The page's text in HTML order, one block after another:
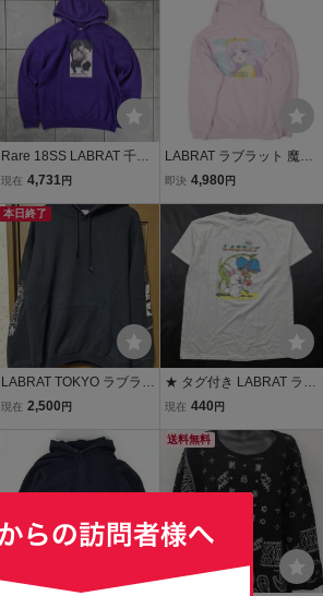
Rare 18SS LABRAT 千代
の富士 golf photo hoodie j
ブラット パーカー ゴルフ
フォト スウェット size M
BEAMS
現在 4,731円
LABRAT ラブラット 魔法
の天使 クリィミーマミ H
プルオーバーパーカー L
ピンク アニメ トップス g
13705
即決 4,980 円
本日終了
LABRAT TOKYO ラブラッ
トトウキョウ プルオーバ
現在 2,500 円
★ タグ付き LABRAT ラブ
ラット 半袖Ｔシャツ トッ
ギ デザイン ベイクルーズ
ホワイト Ｌ メンズ
現在 440 円
送料無料